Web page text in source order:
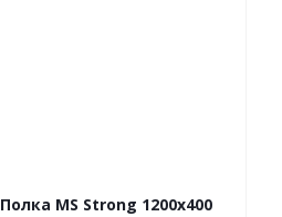
Полка MS Strong 1200x400